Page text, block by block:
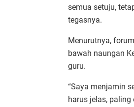
semua setuju,
tegasnya.
Menurutnya,
bawah naungan
guru.
“Saya menjamin
harus jelas,